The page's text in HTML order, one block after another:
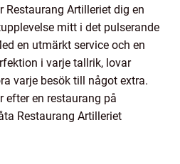
Restaurang Artilleriet dig en
mitt i det pulserande
en utmärkt service och en
i varje tallrik, lovar
varje besök till något extra.
efter en restaurang på
Restaurang Artilleriet